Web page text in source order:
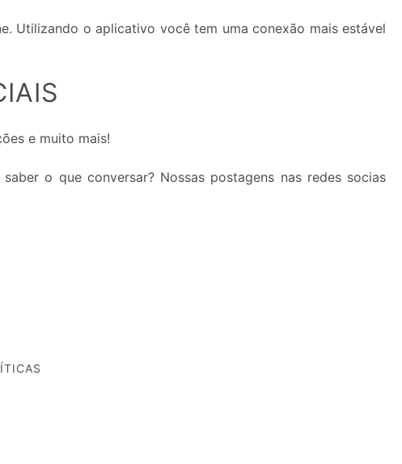
Utilizando o aplicativo você tem uma conexão mais estável
e muito mais!
o que conversar? Nossas postagens nas redes socias